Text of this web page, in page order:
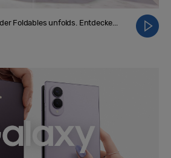
Foldables unfolds. Entdecke...